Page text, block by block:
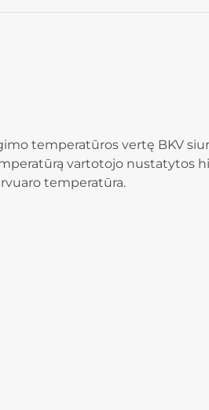
temperatūros vertę BKV
vartotojo nustatytos
temperatūra.